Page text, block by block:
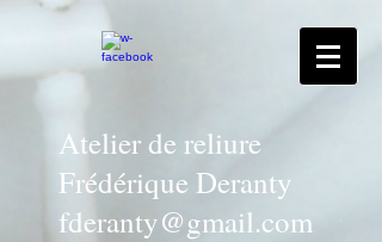
Atelier de reliure
Frédérique Deranty
fderanty@gmail.com